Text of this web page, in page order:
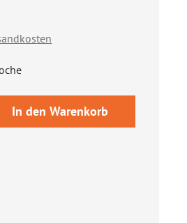
Gib den
In den Warenkorb